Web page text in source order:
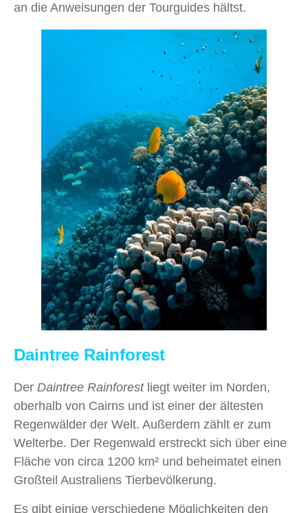
an die Anweisungen der Tourguides hältst.
Daintree Rainforest
Der Daintree Rainforest liegt weiter im Norden,
oberhalb von Cairns und ist einer der ältesten
Regenwälder der Welt. Außerdem zählt er zum
Welterbe. Der Regenwald erstreckt sich über eine
Fläche von circa 1200 km² und beheimatet einen
Großteil Australiens Tierbevölkerung.
Es gibt einige verschiedene Möglichkeiten den